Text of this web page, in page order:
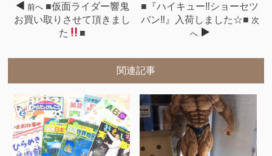
前へ ■仮面ライダー響鬼
お買い取りさせて頂きまし
た
■
■『ハイキュー‼︎ショーセツ
バン‼︎』入荷しました☆■ 次
へ
関連記事